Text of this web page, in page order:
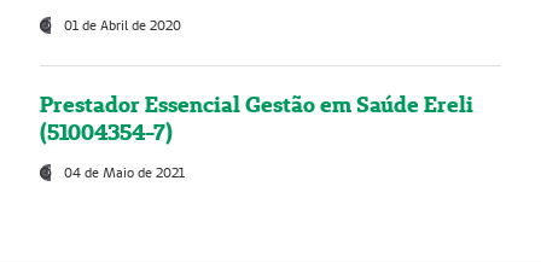
01 de Abril de 2020
Prestador Essencial Gestão em Saúde Ereli
(51004354-7)
04 de Maio de 2021